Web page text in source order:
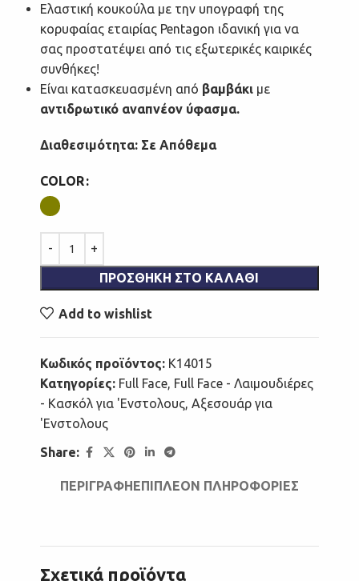
Ελαστική κουκούλα με την υπογραφή της
κορυφαίας εταιρίας Pentagon ιδανική για να
σας προστατέψει από τις εξωτερικές καιρικές
συνθήκες!
Είναι κατασκευασμένη από βαμβάκι με
αντιδρωτικό αναπνέον ύφασμα.
Διαθεσιμότητα: Σε Απόθεμα
COLOR
ΠΡΟΣΘΉΚΗ ΣΤΟ ΚΑΛΆΘΙ
Add to wishlist
Κωδικός προϊόντος: Κ14015
Κατηγορίες: Full Face, Full Face - Λαιμουδιέρες
- Κασκόλ για 'Ενστολους, Αξεσουάρ για
'Ενστολους
Share:
ΠΕΡΙΓΡΑΦΉΕΠΙΠΛΈΟΝ ΠΛΗΡΟΦΟΡΊΕΣ
Σχετικά προϊόντα